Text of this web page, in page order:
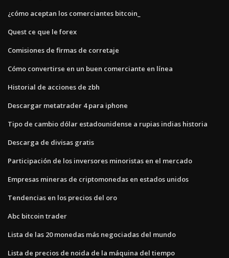
¿cómo aceptan los comerciantes bitcoin_
Quest ce que le forex
Comisiones de firmas de corretaje
Cómo convertirse en un buen comerciante en línea
Historial de acciones de zbh
Descargar metatrader 4 para iphone
Tipo de cambio dólar estadounidense a rupias indias historia
Descarga de divisas gratis
Participación de los inversores minoristas en el mercado
Empresas mineras de criptomonedas en estados unidos
Tendencias en los precios del oro
Abc bitcoin trader
Lista de las 20 monedas más negociadas del mundo
Lista de precios de noida de la máquina del tiempo